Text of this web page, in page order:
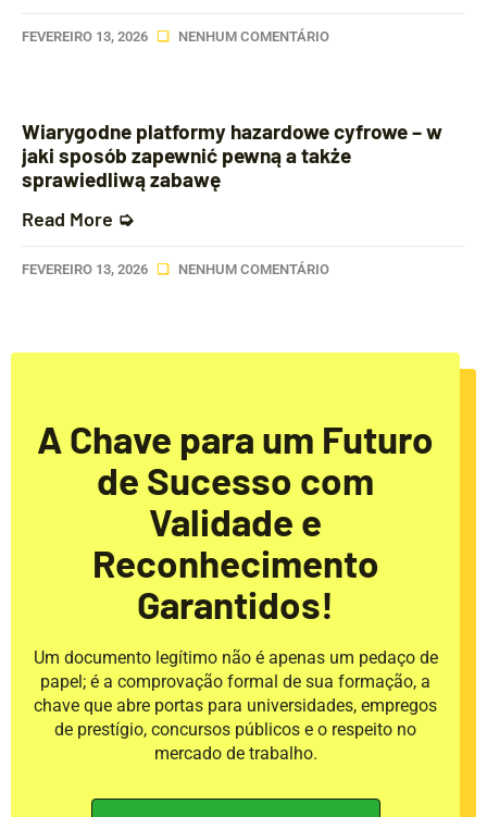
FEVEREIRO 13, 2026 NENHUM COMENTÁRIO
Wiarygodne platformy hazardowe cyfrowe – w
jaki sposób zapewnić pewną a także
sprawiedliwą zabawę
Read More ➭
FEVEREIRO 13, 2026 NENHUM COMENTÁRIO
A Chave para um Futuro
de Sucesso com
Validade e
Reconhecimento
Garantidos!
Um documento legítimo não é apenas um pedaço de
papel; é a comprovação formal de sua formação, a
chave que abre portas para universidades, empregos
de prestígio, concursos públicos e o respeito no
mercado de trabalho.